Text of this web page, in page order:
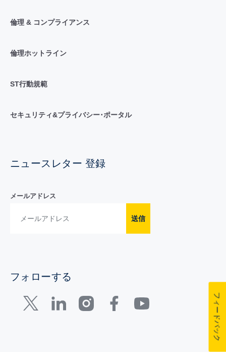
倫理 & コンプライアンス
倫理ホットライン
ST行動規範
セキュリティ&プライバシー･ポータル
ニュースレター 登録
メールアドレス
送信
フォローする
フィードバック